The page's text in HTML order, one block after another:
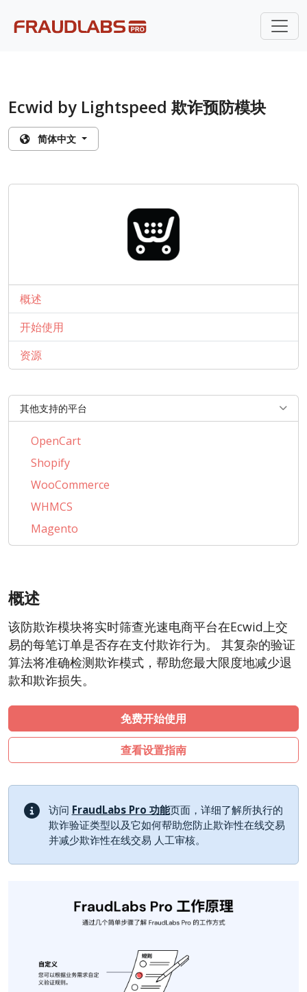
Ecwid by Lightspeed 欺诈预防模块
简体中文
概述
开始使用
资源
其他支持的平台
OpenCart
Shopify
WooCommerce
WHMCS
Magento
PrestaShop
AbanteCart
LiteCart
ZenCart
PinnacleCart
FoxyCart
Easy Digital Downloads
Shopware
Sylius
概述
该防欺诈模块将实时筛查光速电商平台在Ecwid上交
易的每笔订单是否存在支付欺诈行为。 其复杂的验证
算法将准确检测欺诈模式，帮助您最大限度地减少退
款和欺诈损失。
免费开始使用
查看设置指南
访问 FraudLabs Pro 功能页面，详细了解所执行的
欺诈验证类型以及它如何帮助您防止欺诈性在线交易
并减少欺诈性在线交易 人工审核。